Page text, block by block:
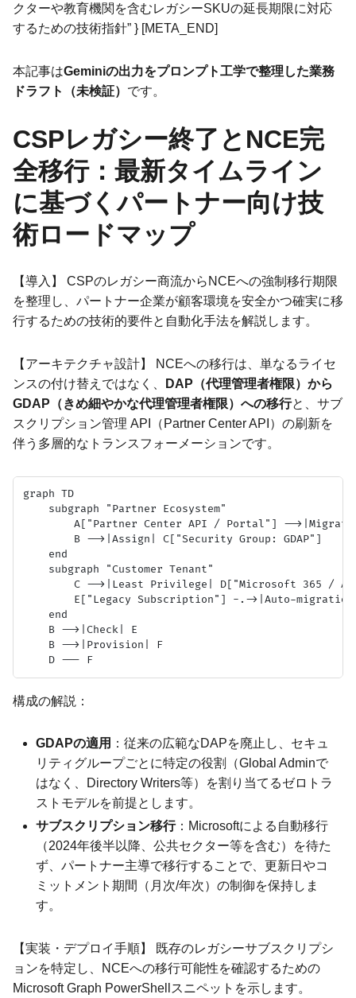
クターや教育機関を含むレガシーSKUの延長期限に対応
するための技術指針” } [META_END]
本記事はGeminiの出力をプロンプト工学で整理した業務
ドラフト（未検証） です。
CSPレガシー終了とNCE完
全移行：最新タイムライン
に基づくパートナー向け技
術ロードマップ
【導入】 CSPのレガシー商流からNCEへの強制移行期限
を整理し、パートナー企業が顧客環境を安全かつ確実に移
行するための技術的要件と自動化手法を解説します。
【アーキテクチャ設計】 NCEへの移行は、単なるライセ
ンスの付け替えではなく、
DAP（代理管理者権限）から
GDAP（きめ細やかな代理管理者権限）への移行と、サブ
スクリプション管理 API（Partner Center API）の刷新を
伴う多層的なトランスフォーメーションです。
graph TD
    subgraph "Partner Ecosystem"
A["Partner Center API / Portal"] --
        B -->|Assign| C["Security Group: GDAP"]
    end
    subgraph "Customer Tenant"
C -->|Least Privilege| D["Microsoft 365 /
E["Legacy Subscription"] -.->|Auto-
    end
    B -->|Check| E
    B -->|Provision| F
構成の解説：
GDAPの適用 ：従来の広範なDAPを廃止し、セキュ
リティグループごとに特定の役割（Global Adminで
はなく、Directory Writers等）を割り当てるゼロトラ
ストモデルを前提とします。
サブスクリプション移行：Microsoftによる自動移行
（2024年後半以降、公共セクター等を含む）を待た
ず、パートナー主導で移行することで、更新日やコ
ミットメント期間（月次/年次）の制御を保持しま
す。
【実装・デプロイ手順】 既存のレガシーサブスクリプシ
ョンを特定し、NCEへの移行可能性を確認するための
Microsoft Graph PowerShellスニペットを示します。